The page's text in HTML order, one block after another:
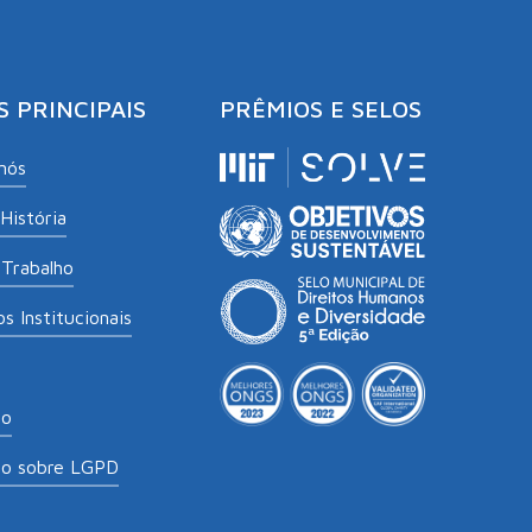
PRINCIPAIS
Institucionais
sobre LGPD
PRÊMIOS E SELOS